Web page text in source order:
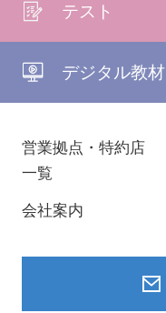
テスト
デジタル教材
営業拠点・特約店
一覧
会社案内